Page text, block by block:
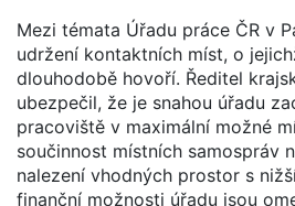
Mezi témata Úřadu práce ČR v
udržení kontaktních míst, o
dlouhodobě hovoří. Ředitel
ubezpečil, že je snahou úřadu
pracoviště v maximální možné
součinnost místních samospráv
nalezení vhodných prostor s
finanční možnosti úřadu jsou